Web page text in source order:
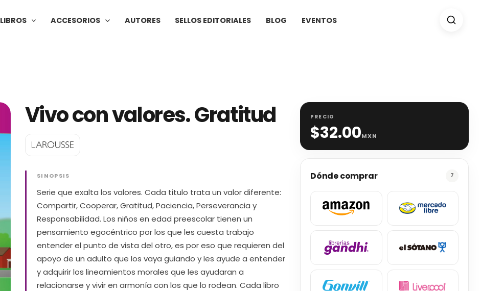
LIBROS ACCESORIOS AUTORES SELLOS EDITORIALES BLOG EVENTOS
Vivo con valores. Gratitud
SINOPSIS
Serie que exalta los valores. Cada titulo trata un valor diferente:
Compartir, Cooperar, Gratitud, Paciencia, Perseverancia y
Responsabilidad. Los niños en edad preescolar tienen un
pensamiento egocéntrico por los que les cuesta trabajo
entender el punto de vista del otro, es por eso que requieren del
apoyo de un adulto que los vaya guiando y les ayude a entender
y adquirir los lineamientos morales que les ayudaran a
relacionarse y vivir en armonía con los que lo rodean. Cada libro
PRECIO
$32.00MXN
Dónde comprar 7